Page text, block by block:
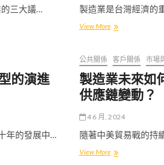
數
位
電
取
得
了
成
功？
三大議… 製造業是台灣經濟的
View More製
名
單
中
哪
些
業
在
數
位
的演進
年的發展中…
公共關係 客戶關係 市場
製造業未來如
供應鏈變動？
4 6 月, 2024
隨著中美貿易戰的持
View More製